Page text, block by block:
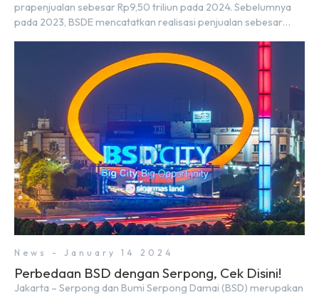
prapenjualan sebesar Rp9,50 triliun pada 2024. Sebelumnya
pada 2023, BSDE mencatatkan realisasi penjualan sebesar
Rp8,80 triliun. Menurut Direktur BSDE Hermawan Wijaya
menghadapi 2024, kondisi ekonomi global maupun nasional
dapat memengaruhi pertimbangan masyarakat untuk
membeli rumah maupun investasi di sektor […]
News - January 14 2024
Perbedaan BSD dengan Serpong, Cek Disini!
Jakarta – Serpong dan Bumi Serpong Damai (BSD) merupakan